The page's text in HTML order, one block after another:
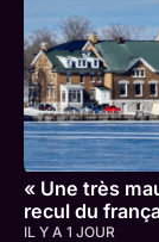
« Une très
recul du
IL Y A 1 JOUR